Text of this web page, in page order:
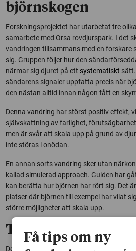
björnskogen
Forskningsprojektet har utarbetat tre
samarbete med Orsa rovdjurspark. I det
vandringen tillsammans med en forskare
sig. Gruppen följer hur den
närmar sig djuret på ett systematiskt sätt.
sändarens signaler uppfatta precis när
den nästan alltid innan någon fått en
Denna vandring har störst positiv effekt,
självskattning av farlighet,
men är svår att skala upp på grund av
inte störas i onödan.
En annan sorts vandring sker utan
kallad simulerad approach. Guiden har
kan berätta hur björnen har rört sig. Det
platser där björnen till exempel har vilat
större möjligheter att skala upp.
Tittar på björnar i
Den tredje vandringen äger rum i Orsa
Få tips om ny